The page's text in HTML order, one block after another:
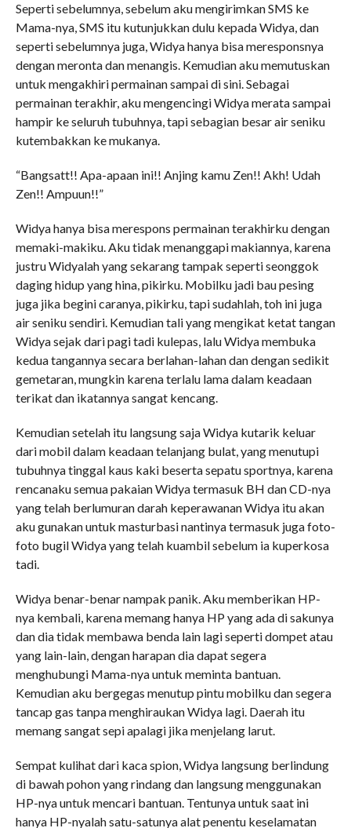
Seperti sebelumnya, sebelum aku mengirimkan SMS ke
Mama-nya, SMS itu kutunjukkan dulu kepada Widya, dan
seperti sebelumnya juga, Widya hanya bisa meresponsnya
dengan meronta dan menangis. Kemudian aku memutuskan
untuk mengakhiri permainan sampai di sini. Sebagai
permainan terakhir, aku mengencingi Widya merata sampai
hampir ke seluruh tubuhnya, tapi sebagian besar air seniku
kutembakkan ke mukanya.
“Bangsatt!! Apa-apaan ini!! Anjing kamu Zen!! Akh! Udah
Zen!! Ampuun!!”
Widya hanya bisa merespons permainan terakhirku dengan
memaki-makiku. Aku tidak menanggapi makiannya, karena
justru Widyalah yang sekarang tampak seperti seonggok
daging hidup yang hina, pikirku. Mobilku jadi bau pesing
juga jika begini caranya, pikirku, tapi sudahlah, toh ini juga
air seniku sendiri. Kemudian tali yang mengikat ketat tangan
Widya sejak dari pagi tadi kulepas, lalu Widya membuka
kedua tangannya secara berlahan-lahan dan dengan sedikit
gemetaran, mungkin karena terlalu lama dalam keadaan
terikat dan ikatannya sangat kencang.
Kemudian setelah itu langsung saja Widya kutarik keluar
dari mobil dalam keadaan telanjang bulat, yang menutupi
tubuhnya tinggal kaus kaki beserta sepatu sportnya, karena
rencanaku semua pakaian Widya termasuk BH dan CD-nya
yang telah berlumuran darah keperawanan Widya itu akan
aku gunakan untuk masturbasi nantinya termasuk juga foto-
foto bugil Widya yang telah kuambil sebelum ia kuperkosa
tadi.
Widya benar-benar nampak panik. Aku memberikan HP-
nya kembali, karena memang hanya HP yang ada di sakunya
dan dia tidak membawa benda lain lagi seperti dompet atau
yang lain-lain, dengan harapan dia dapat segera
menghubungi Mama-nya untuk meminta bantuan.
Kemudian aku bergegas menutup pintu mobilku dan segera
tancap gas tanpa menghiraukan Widya lagi. Daerah itu
memang sangat sepi apalagi jika menjelang larut.
Sempat kulihat dari kaca spion, Widya langsung berlindung
di bawah pohon yang rindang dan langsung menggunakan
HP-nya untuk mencari bantuan. Tentunya untuk saat ini
hanya HP-nyalah satu-satunya alat penentu keselamatan